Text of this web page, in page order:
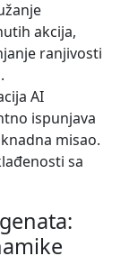
akcija,
ranjivosti
AI
ispunjava
misao.
sa